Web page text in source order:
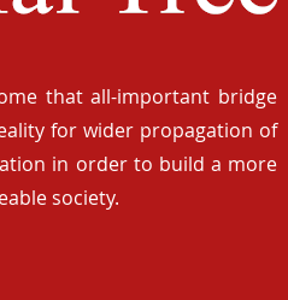
that all-important bridge
for wider propagation of
in order to build a more
society.